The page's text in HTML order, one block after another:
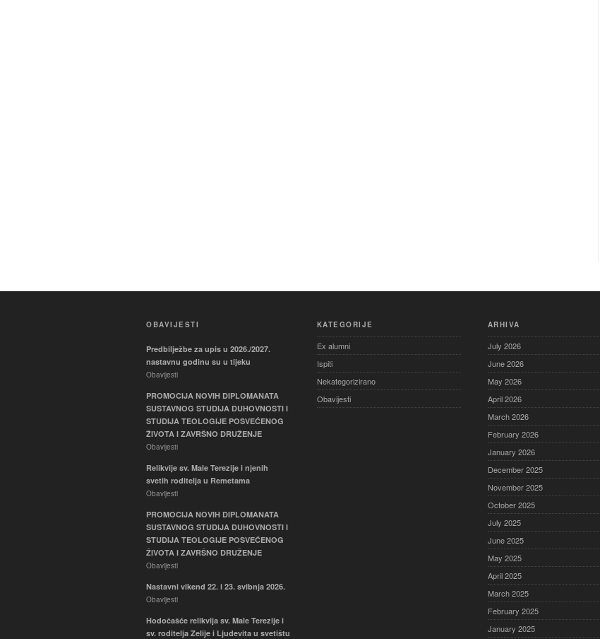
OBAVIJESTI
Predbilježbe za upis u 2026./2027.
nastavnu godinu su u tijeku
Obavijesti
PROMOCIJA NOVIH DIPLOMANATA
SUSTAVNOG STUDIJA DUHOVNOSTI I
STUDIJA TEOLOGIJE POSVEĆENOG
ŽIVOTA I ZAVRŠNO DRUŽENJE
Obavijesti
Relikvije sv. Male Terezije i njenih
svetih roditelja u Remetama
Obavijesti
PROMOCIJA NOVIH DIPLOMANATA
SUSTAVNOG STUDIJA DUHOVNOSTI I
STUDIJA TEOLOGIJE POSVEĆENOG
ŽIVOTA I ZAVRŠNO DRUŽENJE
Obavijesti
Nastavni vikend 22. i 23. svibnja 2026.
Obavijesti
Hodočašće relikvija sv. Male Terezije i
sv. roditelja Zelije i Ljudevita u svetištu
KATEGORIJE
Ex alumni
Ispiti
Nekategorizirano
Obavijesti
ARHIVA
July 2026
June 2026
May 2026
April 2026
March 2026
February 2026
January 2026
December 2025
November 2025
October 2025
July 2025
June 2025
May 2025
April 2025
March 2025
February 2025
January 2025